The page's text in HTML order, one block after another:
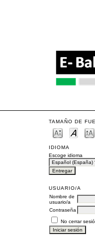
TAMAÑO DE
IDIOMA
Escoge idioma
USUARIO/A
Nombre de
usuario/a
Contraseña
No cerrar